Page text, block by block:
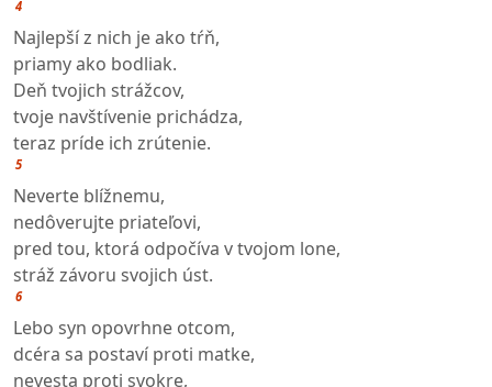
4
Najlepší z nich je ako tŕň,
priamy ako bodliak.
Deň tvojich strážcov,
tvoje navštívenie prichádza,
teraz príde ich zrútenie.
5
Neverte blížnemu,
nedôverujte priateľovi,
pred tou, ktorá odpočíva v tvojom lone,
stráž závoru svojich úst.
6
Lebo syn opovrhne otcom,
dcéra sa postaví proti matke,
nevesta proti svokre,